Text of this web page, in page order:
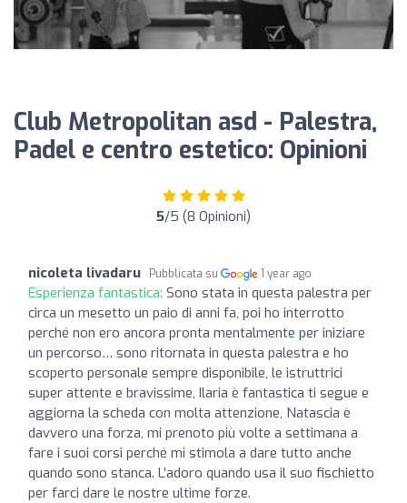
Club Metropolitan asd - Palestra,
Padel e centro estetico: Opinioni
5/5 (8 Opinioni)
nicoleta livadaru Pubblicata su 1 year ago
Esperienza fantastica: Sono stata in questa palestra per
circa un mesetto un paio di anni fa, poi ho interrotto
perché non ero ancora pronta mentalmente per iniziare
un percorso… sono ritornata in questa palestra e ho
scoperto personale sempre disponibile, le istruttrici
super attente e bravissime, Ilaria è fantastica ti segue e
aggiorna la scheda con molta attenzione, Natascia è
davvero una forza, mi prenoto più volte a settimana a
fare i suoi corsi perché mi stimola a dare tutto anche
quando sono stanca. L’adoro quando usa il suo fischietto
per farci dare le nostre ultime forze.